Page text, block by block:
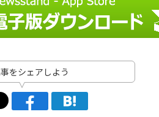
をシェアしよう